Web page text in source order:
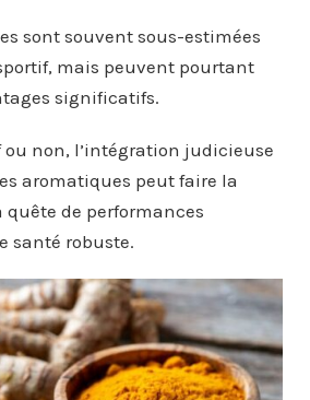
sont souvent sous-estimées
mais peuvent pourtant
significatifs.
ou non, l’intégration judicieuse
aromatiques peut faire la
de performances
santé robuste.